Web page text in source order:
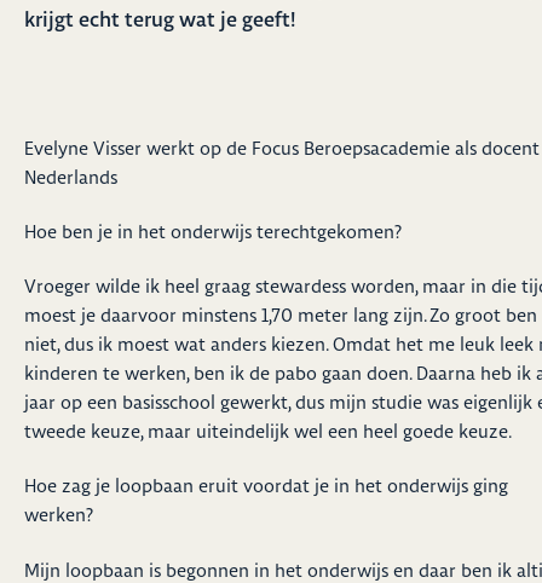
krijgt echt terug wat je geeft!
Evelyne Visser werkt op de Focus Beroepsacademie als docent
Nederlands
Hoe ben je in het onderwijs terechtgekomen?
Vroeger wilde ik heel graag stewardess worden, maar in die
moest je daarvoor minstens 1,70 meter lang zijn. Zo groot ben
niet, dus ik moest wat anders kiezen. Omdat het me leuk leek
kinderen te werken, ben ik de pabo gaan doen. Daarna heb ik
jaar op een basisschool gewerkt, dus mijn studie was eigenlijk
tweede keuze, maar uiteindelijk wel een heel goede keuze.
Hoe zag je loopbaan eruit voordat je in het onderwijs ging
werken?
Mijn loopbaan is begonnen in het onderwijs en daar ben ik